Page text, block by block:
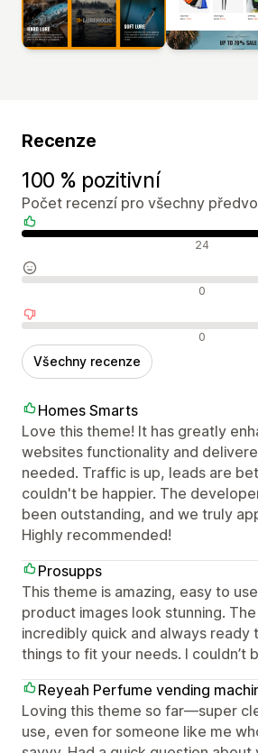
Recenze
100 % pozitivní
Počet recenzí pro všechny
Pozitivní recenze 24
Neutrální recenze 0
Negativní recenze 0
Všechny recenze
Homes Smarts
Love this theme! It has greatly
websites functionality and
needed. Traffic is up, leads are
couldn't be happier. The
been outstanding, and we truly
Highly recommended!
Prosupps
This theme is amazing, easy to
product images look stunning.
incredibly quick and always ready
things to fit your needs. I couldn’t
Reyeah Perfume vending
Loving this theme so far—super
use, even for someone like me